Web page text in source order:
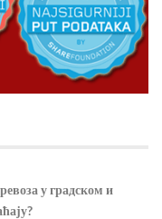
у градском и